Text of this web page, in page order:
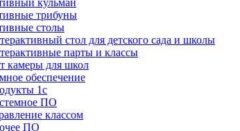
кульман
трибуны
столы
стол для детского сада и школы
парты и классы
камеры для школ
обеспечение
1с
ПО
классом
ПО